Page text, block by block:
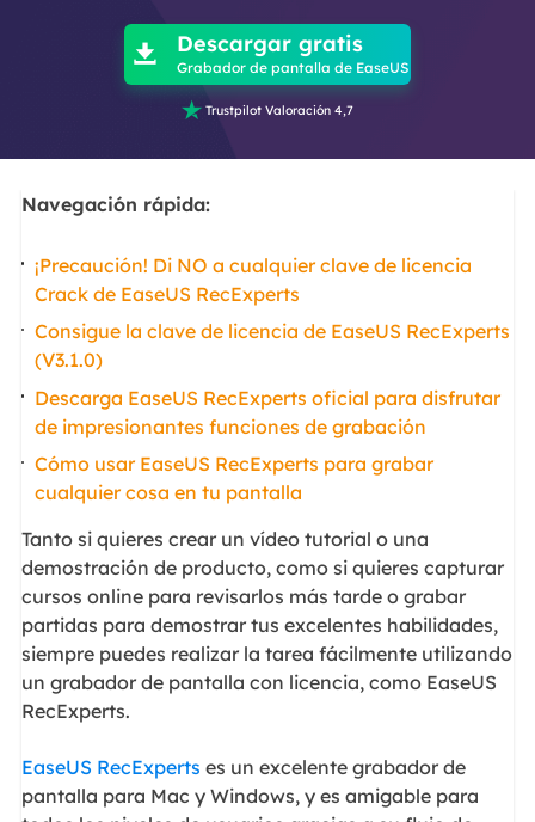
 Descargar gratis
Grabador de pantalla de EaseUS
 Trustpilot Valoración 4,7
Navegación rápida:
¡Precaución! Di NO a cualquier clave de licencia
Crack de EaseUS RecExperts
Consigue la clave de licencia de EaseUS RecExperts
(V3.1.0)
Descarga EaseUS RecExperts oficial para disfrutar
de impresionantes funciones de grabación
Cómo usar EaseUS RecExperts para grabar
cualquier cosa en tu pantalla
Tanto si quieres crear un vídeo tutorial o una
demostración de producto, como si quieres capturar
cursos online para revisarlos más tarde o grabar
partidas para demostrar tus excelentes habilidades,
siempre puedes realizar la tarea fácilmente utilizando
un grabador de pantalla con licencia, como EaseUS
RecExperts.
EaseUS RecExperts es un excelente grabador de
pantalla para Mac y Windows, y es amigable para